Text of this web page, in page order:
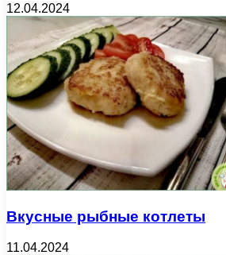
12.04.2024
Вкусные рыбные котлеты
11.04.2024